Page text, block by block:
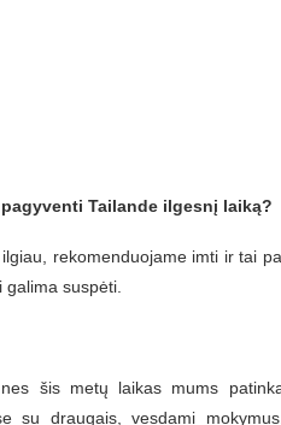
Tailande ilgesnį laiką?
rekomenduojame imti ir tai
suspėti.
šis metų laikas mums
su draugais, vesdami